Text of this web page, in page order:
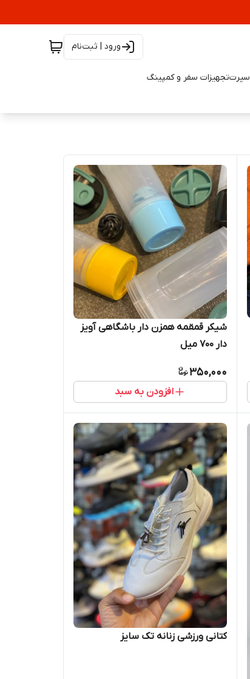
ورود | ثبت‌نام
تجهیزات سفر و کمپینگ
شیکر قمقمه همزن دار باشگاهی آویز
دار 700 میل
350,000
افزودن به سبد
کتانی ورزشی زنانه تک سایز